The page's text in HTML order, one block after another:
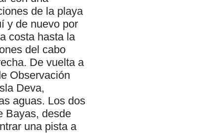
de la playa
y de nuevo por
costa hasta la
del cabo
De vuelta a
Observación
Deva,
aguas. Los dos
Bayas, desde
una pista a